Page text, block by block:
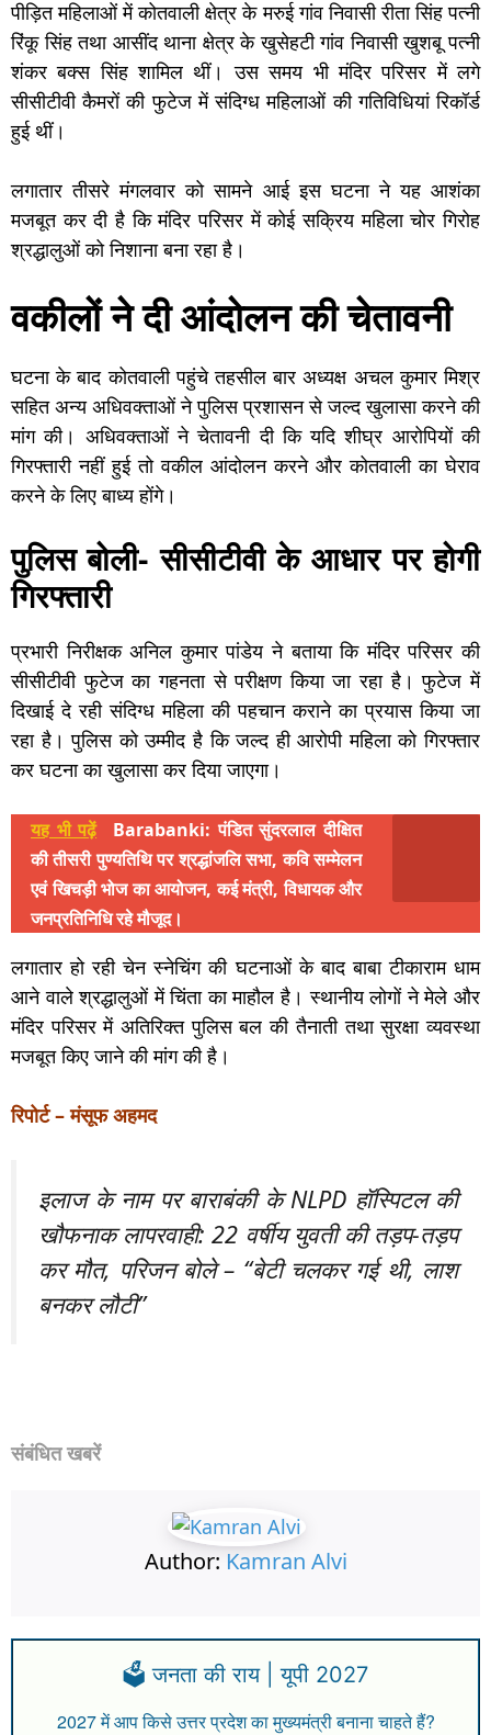
पीड़ित महिलाओं में कोतवाली क्षेत्र के मरुई गांव निवासी रीता सिंह पत्नी
रिंकू सिंह तथा आसींद थाना क्षेत्र के खुसेहटी गांव निवासी खुशबू पत्नी
शंकर बक्स सिंह शामिल थीं। उस समय भी मंदिर परिसर में लगे
सीसीटीवी कैमरों की फुटेज में संदिग्ध महिलाओं की गतिविधियां रिकॉर्ड
हुई थीं।
लगातार तीसरे मंगलवार को सामने आई इस घटना ने यह आशंका
मजबूत कर दी है कि मंदिर परिसर में कोई सक्रिय महिला चोर गिरोह
श्रद्धालुओं को निशाना बना रहा है।
वकीलों ने दी आंदोलन की चेतावनी
घटना के बाद कोतवाली पहुंचे तहसील बार अध्यक्ष अचल कुमार मिश्र
सहित अन्य अधिवक्ताओं ने पुलिस प्रशासन से जल्द खुलासा करने की
मांग की। अधिवक्ताओं ने चेतावनी दी कि यदि शीघ्र आरोपियों की
गिरफ्तारी नहीं हुई तो वकील आंदोलन करने और कोतवाली का घेराव
करने के लिए बाध्य होंगे।
पुलिस बोली- सीसीटीवी के आधार पर होगी
गिरफ्तारी
प्रभारी निरीक्षक अनिल कुमार पांडेय ने बताया कि मंदिर परिसर की
सीसीटीवी फुटेज का गहनता से परीक्षण किया जा रहा है। फुटेज में
दिखाई दे रही संदिग्ध महिला की पहचान कराने का प्रयास किया जा
रहा है। पुलिस को उम्मीद है कि जल्द ही आरोपी महिला को गिरफ्तार
कर घटना का खुलासा कर दिया जाएगा।
यह भी पढ़ें
Barabanki: पंडित सुंदरलाल दीक्षित
की तीसरी पुण्यतिथि पर श्रद्धांजलि सभा, कवि सम्मेलन
एवं खिचड़ी भोज का आयोजन, कई मंत्री, विधायक और
जनप्रतिनिधि रहे मौजूद।
लगातार हो रही चेन स्नेचिंग की घटनाओं के बाद बाबा टीकाराम धाम
आने वाले श्रद्धालुओं में चिंता का माहौल है। स्थानीय लोगों ने मेले और
मंदिर परिसर में अतिरिक्त पुलिस बल की तैनाती तथा सुरक्षा व्यवस्था
मजबूत किए जाने की मांग की है।
रिपोर्ट – मंसूफ अहमद
इलाज के नाम पर बाराबंकी के NLPD हॉस्पिटल की
खौफनाक लापरवाही: 22 वर्षीय युवती की तड़प-तड़प
कर मौत, परिजन बोले – “बेटी चलकर गई थी, लाश
बनकर लौटी”
संबंधित खबरें
Author: Kamran Alvi
🗳️ जनता की राय | यूपी 2027
2027 में आप किसे उत्तर प्रदेश का मुख्यमंत्री बनाना चाहते हैं?